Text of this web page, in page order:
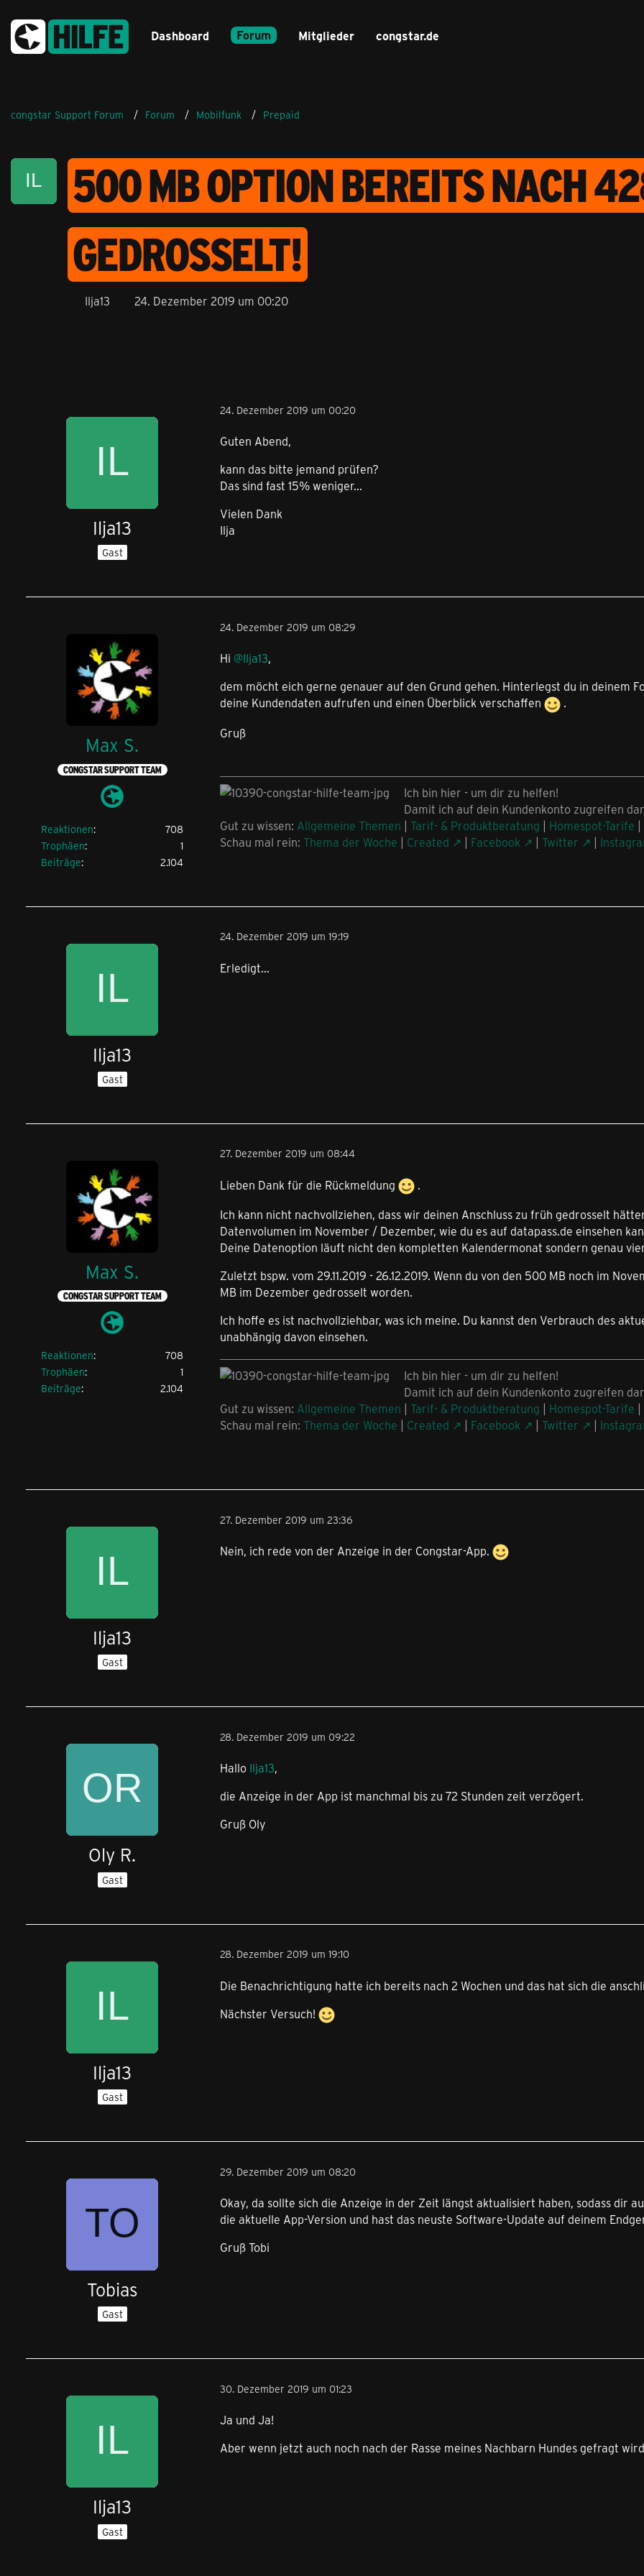
Dashboard Forum Mitglieder congstar.de
congstar Support Forum Forum Mobilfunk Prepaid
500 MB OPTION BEREITS NACH
GEDROSSELT!
Ilja13 24. Dezember 2019 um 00:20
Ilja13
Gast
24. Dezember 2019 um 00:20
Guten Abend,
kann das bitte jemand prüfen?
Das sind fast 15% weniger...
Vielen Dank
Ilja
Max S.
CONGSTAR SUPPORT TEAM
Reaktionen
708
Trophäen
1
Beiträge
2.104
24. Dezember 2019 um 08:29
Hi @Ilja13,
dem möcht eich gerne genauer auf den Grund gehen. Hinterlegst du in deinem
deine Kundendaten aufrufen und einen Überblick verschaffen
.
Gruß
Ich bin hier - um dir zu helfen!
Damit ich auf dein Kundenkonto zugreifen
Gut zu wissen: Allgemeine Themen | Tarif- & Produktberatung | Homespot-Tarife |
Schau mal rein: Thema der Woche | Created | Facebook | Twitter |
Ilja13
Gast
24. Dezember 2019 um 19:19
Erledigt...
Max S.
CONGSTAR SUPPORT TEAM
Reaktionen
708
Trophäen
1
Beiträge
2.104
27. Dezember 2019 um 08:44
Lieben Dank für die Rückmeldung
.
Ich kann nicht nachvollziehen, dass wir deinen Anschluss zu früh gedrosselt
Datenvolumen im November / Dezember, wie du es auf datapass.de einsehen
Deine Datenoption läuft nicht den kompletten Kalendermonat sondern genau
Zuletzt bspw. vom 29.11.2019 - 26.12.2019. Wenn du von den 500 MB noch im
MB im Dezember gedrosselt worden.
Ich hoffe es ist nachvollziehbar, was ich meine. Du kannst den Verbrauch des
unabhängig davon einsehen.
Ich bin hier - um dir zu helfen!
Damit ich auf dein Kundenkonto zugreifen
Gut zu wissen: Allgemeine Themen | Tarif- & Produktberatung | Homespot-Tarife |
Schau mal rein: Thema der Woche | Created | Facebook | Twitter |
Ilja13
Gast
27. Dezember 2019 um 23:36
Nein, ich rede von der Anzeige in der Congstar-App.
Oly R.
Gast
28. Dezember 2019 um 09:22
Hallo Ilja13,
die Anzeige in der App ist manchmal bis zu 72 Stunden zeit verzögert.
Gruß Oly
Ilja13
Gast
28. Dezember 2019 um 19:10
Die Benachrichtigung hatte ich bereits nach 2 Wochen und das hat sich die
Nächster Versuch!
Tobias
Gast
29. Dezember 2019 um 08:20
Okay, da sollte sich die Anzeige in der Zeit längst aktualisiert haben, sodass dir
die aktuelle App-Version und hast das neuste Software-Update auf deinem
Gruß Tobi
Ilja13
Gast
30. Dezember 2019 um 01:23
Ja und Ja!
Aber wenn jetzt auch noch nach der Rasse meines Nachbarn Hundes gefragt